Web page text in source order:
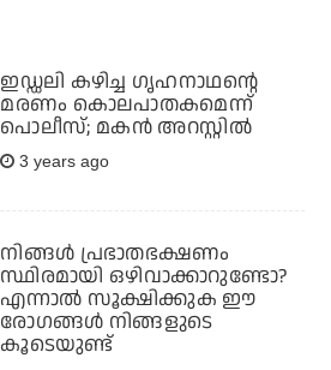
ഇഡ്ഡലി കഴിച്ച ഗൃഹനാഥന്റെ
മരണം കൊലപാതകമെന്ന്
പൊലീസ്; മകന്‍ അറസ്റ്റില്‍
3 years ago
നിങ്ങള്‍ പ്രഭാതഭക്ഷണം
സ്ഥിരമായി ഒഴിവാക്കാറുണ്ടോ?
എന്നാല്‍ സൂക്ഷിക്കുക ഈ
രോഗങ്ങള്‍ നിങ്ങളുടെ
കൂടെയുണ്ട്